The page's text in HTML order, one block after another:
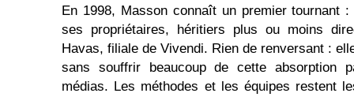
En 1998, Masson connaît un premier tournant :
ses propriétaires, héritiers plus ou moins
Havas, filiale de Vivendi. Rien de renversant :
sans souffrir beaucoup de cette absorption
médias. Les méthodes et les équipes restent